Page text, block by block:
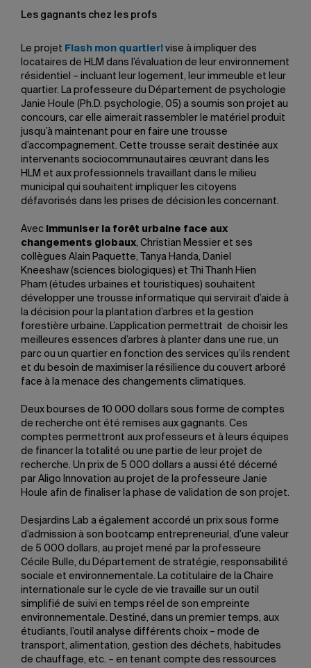
Les gagnants chez les profs
Le projet Flash mon quartier! vise à impliquer des
locataires de HLM dans l’évaluation de leur environnement
résidentiel – incluant leur logement, leur immeuble et leur
quartier. La professeure du Département de psychologie
Janie Houle (Ph.D. psychologie, 05) a soumis son projet au
concours, car elle aimerait rassembler le matériel produit
jusqu’à maintenant pour en faire une trousse
d’accompagnement. Cette trousse serait destinée aux
intervenants sociocommunautaires œuvrant dans les
HLM et aux professionnels travaillant dans le milieu
municipal qui souhaitent impliquer les citoyens
défavorisés dans les prises de décision les concernant.
Avec Immuniser la forêt urbaine face aux
changements globaux , Christian Messier et ses
collègues Alain Paquette, Tanya Handa, Daniel
Kneeshaw (sciences biologiques) et Thi Thanh Hien
Pham (études urbaines et touristiques) souhaitent
développer une trousse informatique qui servirait d’aide à
la décision pour la plantation d’arbres et la gestion
forestière urbaine. L’application permettrait de choisir les
meilleures essences d’arbres à planter dans une rue, un
parc ou un quartier en fonction des services qu’ils rendent
et du besoin de maximiser la résilience du couvert arboré
face à la menace des changements climatiques.
Deux bourses de 10 000 dollars sous forme de comptes
de recherche ont été remises aux gagnants. Ces
comptes permettront aux professeurs et à leurs équipes
de financer la totalité ou une partie de leur projet de
recherche. Un prix de 5 000 dollars a aussi été décerné
par Aligo Innovation au projet de la professeure Janie
Houle afin de finaliser la phase de validation de son projet.
Desjardins Lab a également accordé un prix sous forme
d’admission à son bootcamp entrepreneurial, d’une valeur
de 5 000 dollars, au projet mené par la professeure
Cécile Bulle, du Département de stratégie, responsabilité
sociale et environnementale. La cotitulaire de la Chaire
internationale sur le cycle de vie travaille sur un outil
simplifié de suivi en temps réel de son empreinte
environnementale. Destiné, dans un premier temps, aux
étudiants, l’outil analyse différents choix – mode de
transport, alimentation, gestion des déchets, habitudes
de chauffage, etc. – en tenant compte des ressources